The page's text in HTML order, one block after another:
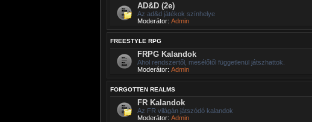
AD&D (2e)
Az ad&d játékok színhelye
Moderátor: Admin
FREESTYLE RPG
FRPG Kalandok
Ahol rendszertől, mesélőtől függetlenül játszhattok.
Moderátor: Admin
FORGOTTEN REALMS
FR Kalandok
Az FR világán játszódó kalandok
Moderátor: Admin